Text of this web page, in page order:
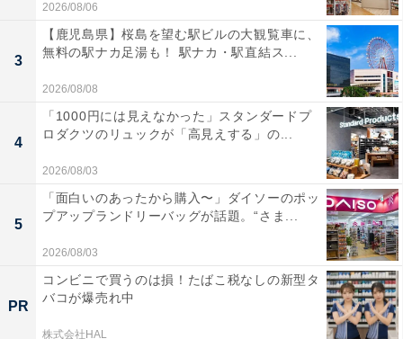
※プラン・部屋により価格は変動します
チェックイン・チェックアウト
チェックイン：15:00
チェックアウト：10:00
あわせて読みたい
【岐阜県の人気ホテル】「長良川温泉 十八
2026/08/06
3
【鹿児島県】桜島を望む駅ビルの大観覧車に、
無料の駅ナカ足湯も！ 駅ナカ・駅直結ス...
2026/08/08
4
「1000円には見えなかった」スタンダードプ
ロダクツのリュックが「高見えする」の...
2026/08/03
5
「面白いのあったから購入〜」ダイソーのポッ
プアップランドリーバッグが話題。“さま...
2026/08/03
PR
コンビニで買うのは損！たばこ税なしの新型タ
バコが爆売れ中
株式会社HAL